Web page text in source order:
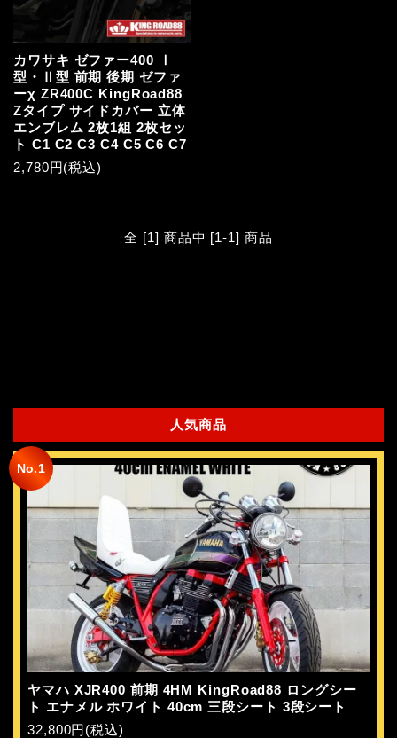
カワサキ ゼファー400 Ⅰ
型・Ⅱ型 前期 後期 ゼファ
ーχ ZR400C KingRoad88
Zタイプ サイドカバー 立体
エンブレム 2枚1組 2枚セッ
ト C1 C2 C3 C4 C5 C6 C7
2,780円(税込)
全 [1] 商品中 [1-1] 商品
人気商品
ヤマハ XJR400 前期 4HM KingRoad88 ロングシー
ト エナメル ホワイト 40cm 三段シート 3段シート
32,800円(税込)
No.1